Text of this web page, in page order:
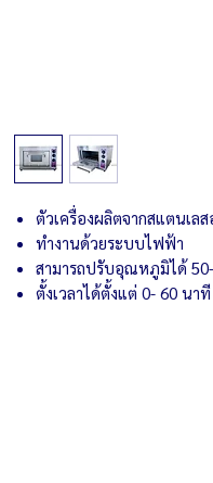
ตัวเครื่องผลิตจากสแตนเลส
ทำงานด้วยระบบไฟฟ้า
สามารถปรับอุณหภูมิได้
ตั้งเวลาได้ตั้งแต่ 0- 60 นาที